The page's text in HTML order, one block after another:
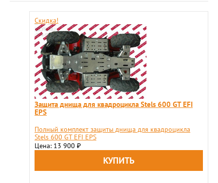
Скидка!
Защита днища для квадроцикла Stels 600 GT EFI
EPS
Полный комплект защиты днища для квадроцикла
Stels 600 GT EFI EPS
Цена: 13 900 ₽